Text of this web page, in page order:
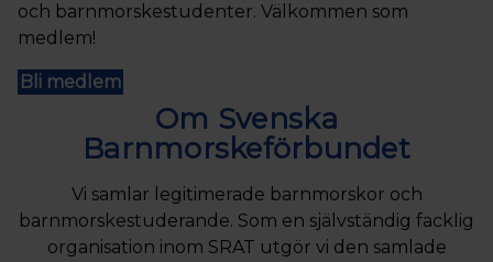
och barnmorskestudenter. Välkommen som
medlem!
Bli medlem
Om Svenska
Barnmorskeförbundet
Vi samlar legitimerade barnmorskor och
barnmorskestuderande. Som en självständig facklig
organisation inom SRAT utgör vi den samlade